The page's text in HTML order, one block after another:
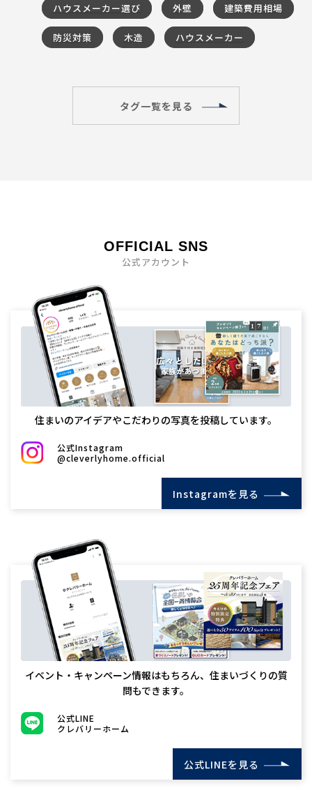
ハウスメーカー選び 外壁 建築費用相場
防災対策 木造 ハウスメーカー
タグ一覧を見る
OFFICIAL SNS
公式アカウント
住まいのアイデアやこだわりの写真を投稿しています。
公式Instagram
@cleverlyhome.official
Instagramを見る
イベント・キャンペーン情報はもちろん、住まいづくりの質
問もできます。
公式LINE
クレバリーホーム
公式LINEを見る